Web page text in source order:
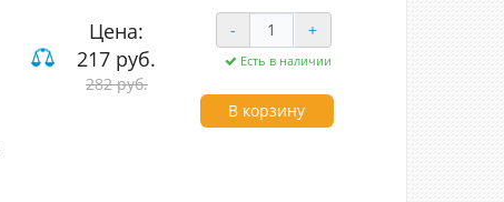
Цена:
217 руб.
282 руб.
- +
Есть в наличии
В корзину